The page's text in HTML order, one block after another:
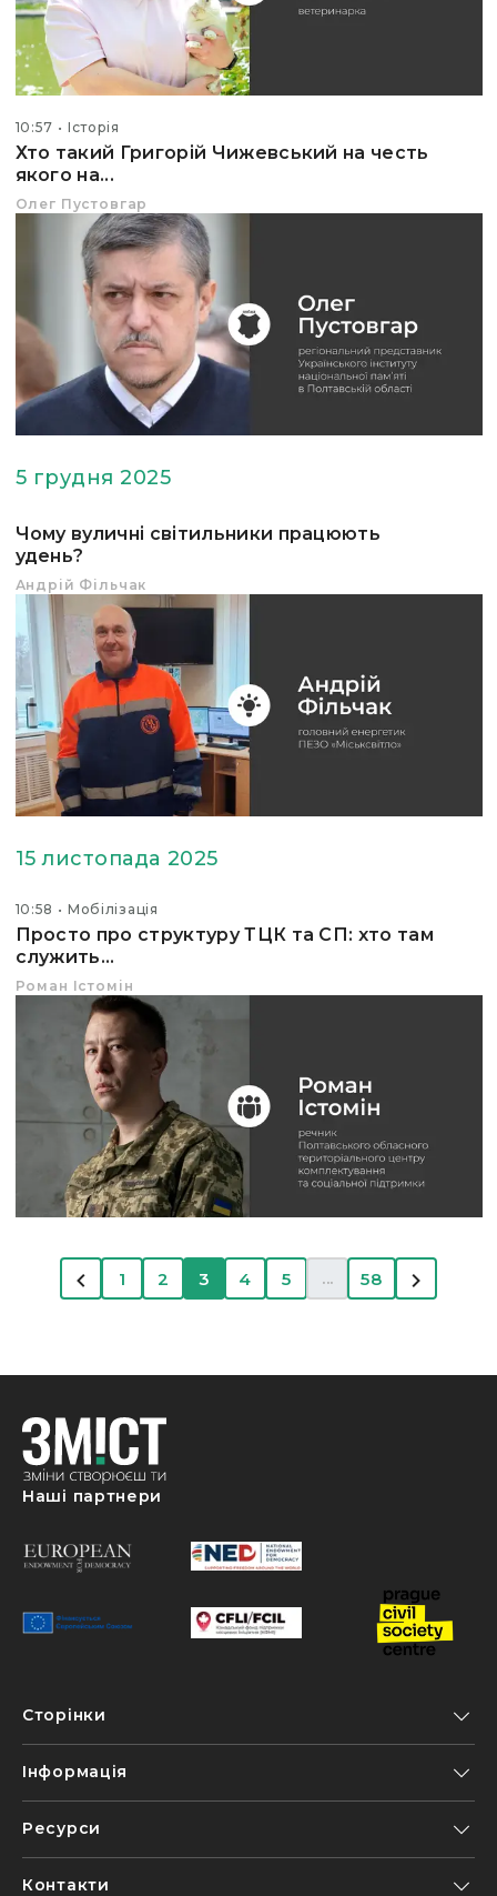
10:57 Історія
Хто такий Григорій Чижевський на честь
якого на...
Олег Пустовгар
5 грудня 2025
Чому вуличні світильники працюють
удень?
Андрій Фільчак
15 листопада 2025
10:58 Мобілізація
Просто про структуру ТЦК та СП: хто там
служить...
Роман Істомін
1 2 3 4 5 ... 58
Наші партнери
Сторінки
Інформація
Ресурси
Контакти